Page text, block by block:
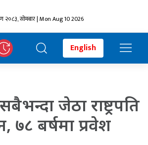
२०८३, सोमबार | Mon Aug 10 2026
English
जेठा राष्ट्रपति
७८ बर्षमा प्रवेश